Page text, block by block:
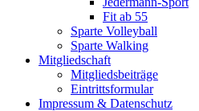
Fit ab 55
Sparte Volleyball
Sparte Walking
Mitgliedschaft
Mitgliedsbeiträge
Eintrittsformular
Impressum & Datenschutz